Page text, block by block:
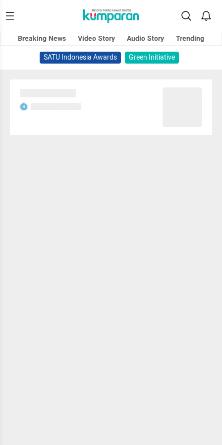
Breaking News Video Story Audio Story
Trending
SATU Indonesia Awards
Green Initiative
S